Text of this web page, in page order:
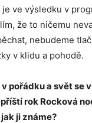
ve výsledku v
že to ničemu
nebudeme
v klidu a pohodě.
pořádku a svět se
rok Rocková
ji známe?